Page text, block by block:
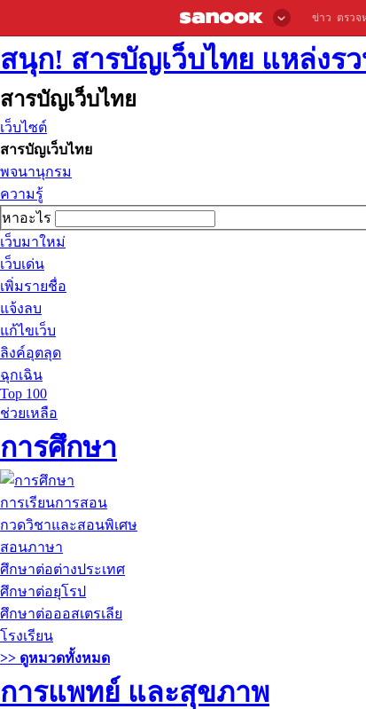
ข่าว ตรวจ
สนุก! สารบัญเว็บไทย แหล่งร
สารบัญเว็บไทย
เว็บไซต์
สารบัญเว็บไทย
พจนานุกรม
ความรู้
หาอะไร
เว็บมาใหม่
เว็บเด่น
เพิ่มรายชื่อ
แจ้งลบ
แก้ไขเว็บ
ลิงค์อุตลุด
ฉุกเฉิน
Top 100
ช่วยเหลือ
การศึกษา
การเรียนการสอน
กวดวิชาและสอนพิเศษ
สอนภาษา
ศึกษาต่อต่างประเทศ
ศึกษาต่อยุโรป
ศึกษาต่อออสเตรเลีย
โรงเรียน
>> ดูหมวดทั้งหมด
การแพทย์ และสุขภาพ